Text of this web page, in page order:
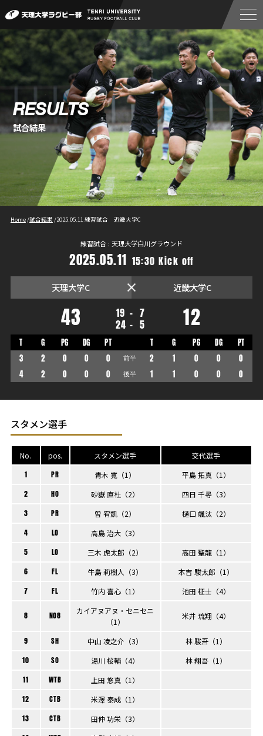
RESULTS
試合結果
Home/試合結果 /2025.05.11 練習試合 近畿大学C
練習試合 : 天理大学白川グラウンド
2025.05.11 15:30 Kick off
天理大学C 近畿大学C
43 19 - 7
24 - 5 12
T G PG DG PT T G PG DG
PT
3
2 0 0 0 前半 2 1 0 0
0
4
2 0 0 0 後半 1 1 0 0 0
スタメン選手
No. pos. スタメン選手 交代選手
1 PR 青木 寬（1） 平島 拓真（1）
2 HO 砂嶽 直杜（2） 四日 千尋（3）
3 PR 曽 宥凱（2） 樋口 颯汰（2）
4 LO 高島 治大（3）
5 LO 三木 虎太郎（2） 高田 聖龍（1）
6 FL 牛島 莉樹人（3） 本吉 駿太郎（1）
7 FL 竹内 喜心（1） 池田 柾士（4）
8 NO8
カイアヌアヌ・セニセニ
（1）
米井 琉翔（4）
9 SH 中山 凌之介（3） 林 駿吾（1）
10 SO 湯川 桜輔（4） 林 翔吾（1）
11 WTB 上田 悠真（1）
12 CTB 米澤 泰成（1）
13 CTB 田仲 功栄（3）